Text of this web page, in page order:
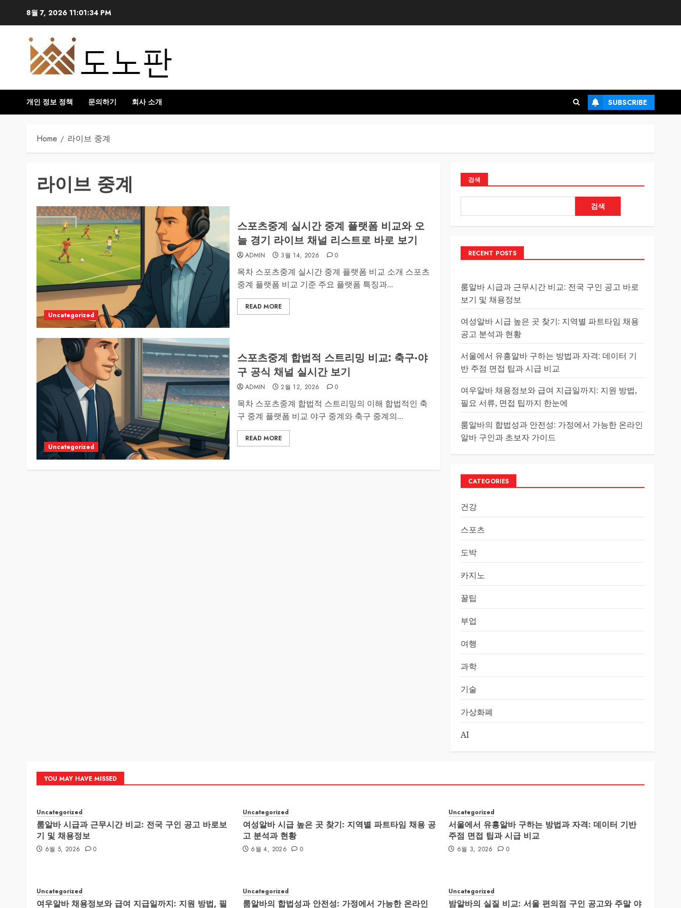
8월 7, 2026 11:01:34 PM
개인 정보 정책 문의하기 회사 소개 SUBSCRIBE
Home 라이브 중계
라이브 중계
Uncategorized
스포츠중계 실시간 중계 플랫폼 비교와 오
늘 경기 라이브 채널 리스트로 바로 보기
ADMIN 3월 14, 2026 0
목차 스포츠중계 실시간 중계 플랫폼 비교 소개 스포츠
중계 플랫폼 비교 기준 주요 플랫폼 특징과...
READ MORE
Uncategorized
스포츠중계 합법적 스트리밍 비교: 축구·야
구 공식 채널 실시간 보기
ADMIN 2월 12, 2026 0
목차 스포츠중계 합법적 스트리밍의 이해 합법적인 축
구 중계 플랫폼 비교 야구 중계와 축구 중계의...
READ MORE
검색
검색
RECENT POSTS
룸알바 시급과 근무시간 비교: 전국 구인 공고 바로
보기 및 채용정보
여성알바 시급 높은 곳 찾기: 지역별 파트타임 채용
공고 분석과 현황
서울에서 유흥알바 구하는 방법과 자격: 데이터 기
반 주점 면접 팁과 시급 비교
여우알바 채용정보와 급여 지급일까지: 지원 방법,
필요 서류, 면접 팁까지 한눈에
룸알바의 합법성과 안전성: 가정에서 가능한 온라인
알바 구인과 초보자 가이드
CATEGORIES
건강
스포츠
도박
카지노
꿀팁
부업
여행
과학
기술
가상화폐
AI
YOU MAY HAVE MISSED
Uncategorized
룸알바 시급과 근무시간 비교: 전국 구인 공고 바로보
기 및 채용정보
6월 5, 2026 0
Uncategorized
여성알바 시급 높은 곳 찾기: 지역별 파트타임 채용 공
고 분석과 현황
6월 4, 2026 0
Uncategorized
서울에서 유흥알바 구하는 방법과 자격: 데이터 기반
주점 면접 팁과 시급 비교
6월 3, 2026 0
Uncategorized
여우알바 채용정보와 급여 지급일까지: 지원 방법, 필
Uncategorized
룸알바의 합법성과 안전성: 가정에서 가능한 온라인
Uncategorized
밤알바의 실질 비교: 서울 편의점 구인 공고와 주말 야